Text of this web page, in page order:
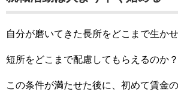
自分が磨いてきた長所をどこまで生か
短所をどこまで配慮してもらえるのか？
この条件が満たせた後に、初めて賃金